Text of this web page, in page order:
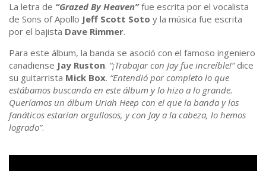
La letra de “Grazed By Heaven”fue escrita por el vocalista
de Sons of Apollo Jeff Scott Soto y la música fue escrita
por el bajista Dave Rimmer.
Para este álbum, la banda se asoció con el famoso ingeniero
canadiense Jay Ruston. “¡Trabajar con Jay fue increíble!”dice
su guitarrista Mick Box. “Entendió por completo lo que
estábamos buscando en este álbum y lo hizo a lo grande.
Queríamos un álbum Uriah Heep con el que la banda y los
fanáticos estarían orgullosos, y con Jay a la cabeza, lo hemos
logrado”.